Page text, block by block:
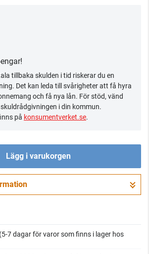
tillbaka skulden i tid riskerar du en
Det kan leda till svårigheter att få hyra
och få nya lån. För stöd, vänd
i din kommun.
på konsumentverket.se.
Lägg i varukorgen
Gå till kassan
(5-7 dagar för varor som finns i lager hos